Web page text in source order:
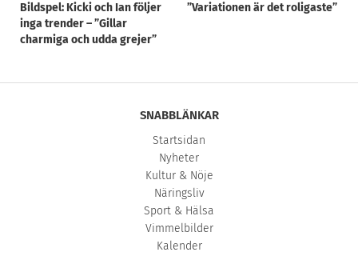
Bildspel: Kicki och Ian följer
inga trender – ”Gillar
charmiga och udda grejer”
”Variationen är det roligaste”
SNABBLÄNKAR
Startsidan
Nyheter
Kultur & Nöje
Näringsliv
Sport & Hälsa
Vimmelbilder
Kalender